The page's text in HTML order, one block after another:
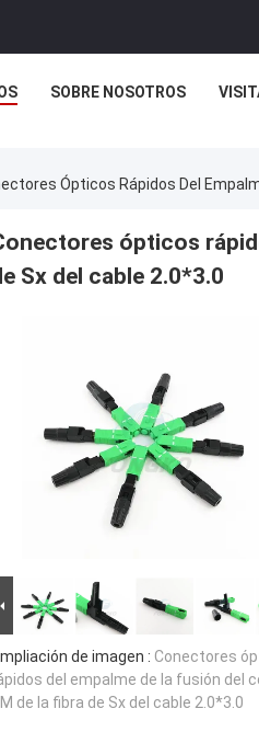
SOBRE NOSOTROS
Ópticos Rápidos Del
ópticos
Sx del cable 2.0*3.0
de imagen : Conectores
del empalme de la fusión del
de la fibra de Sx del cable 2.0*3.0